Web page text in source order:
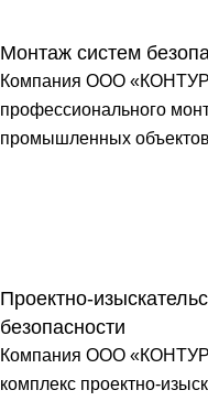
Монтаж систем
Компания ООО «КОНТУР-
профессионального
промышленных
Проектно-
безопасности
Компания ООО
комплекс проектно-